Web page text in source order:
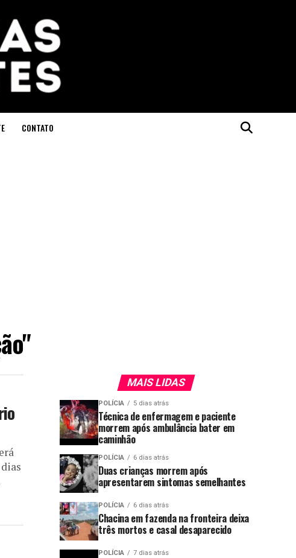
CONTATO
MAIS LIDAS
POLÍCIA 5 dias atrás
Técnica de enfermagem e paciente
morrem após ambulância bater em
caminhão
POLÍCIA 6 dias atrás
Duas crianças morrem após
apresentarem sintomas semelhantes
POLÍCIA 6 dias atrás
Chacina em fazenda na fronteira deixa
três mortos e casal desaparecido
POLÍCIA 7 dias atrás